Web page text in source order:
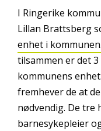
I Ringerike
Lillan Brattsberg
enhet i kommunen.
tilsammen er det
kommunens
fremhever de at
nødvendig. De tre
barnesykepleier